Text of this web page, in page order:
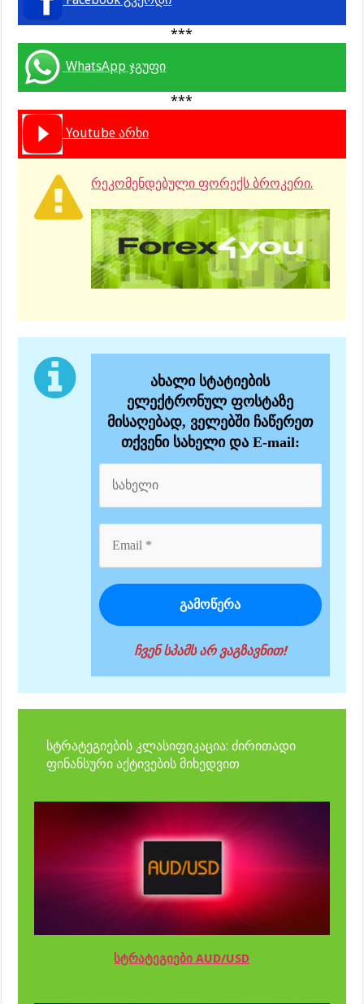
***
WhatsApp ჯგუფი
***
Youtube არხი
რეკომენდებული ფორექს ბროკერი.
ახალი სტატიების
ელექტრონულ ფოსტაზე
მისაღებად, ველებში ჩაწერეთ
თქვენი სახელი და E-mail:
ჩვენ სპამს არ ვაგზავნით!
სტრატეგიების კლასიფიკაცია: ძირითადი
ფინანსური აქტივების მიხედვით
სტრატეგიები AUD/USD